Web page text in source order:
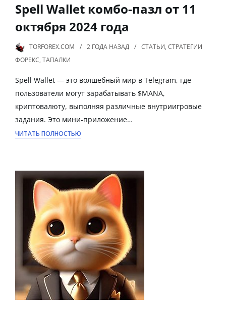
Spell Wallet комбо-пазл от 11
октября 2024 года
TORFOREX.COM 2 ГОДА НАЗАД СТАТЬИ, СТРАТЕГИИ
ФОРЕКС, ТАПАЛКИ
Spell Wallet — это волшебный мир в Telegram, где
пользователи могут зарабатывать $MANA,
криптовалюту, выполняя различные внутриигровые
задания. Это мини-приложение…
ЧИТАТЬ ПОЛНОСТЬЮ